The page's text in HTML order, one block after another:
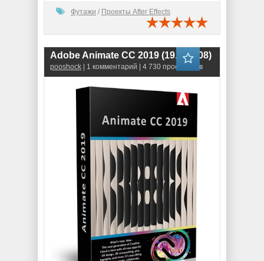
Футажи / Проекты After Effects
Adobe Animate CC 2019 (19.2.1.408)
pooshock | 1 комментарий | 4 730 просмотров